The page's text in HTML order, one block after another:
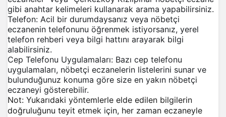
gibi anahtar kelimeleri kullanarak arama yapabilirsiniz.
Telefon: Acil bir durumdaysanız veya nöbetçi
eczanenin telefonunu öğrenmek istiyorsanız, yerel
telefon rehberi veya bilgi hattını arayarak bilgi
alabilirsiniz.
Cep Telefonu Uygulamaları: Bazı cep telefonu
uygulamaları, nöbetçi eczanelerin listelerini sunar ve
bulunduğunuz konuma göre size en yakın nöbetçi
eczaneyi gösterebilir.
Not: Yukarıdaki yöntemlerle elde edilen bilgilerin
doğruluğunu teyit etmek için, her zaman eczaneyle